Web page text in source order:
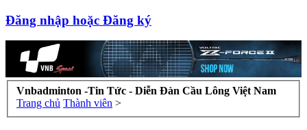
Đăng nhập hoặc Đăng ký
Vnbadminton -Tin Tức - Diễn Đàn Cầu Lông Việt Nam
Trang chủ Thành viên >